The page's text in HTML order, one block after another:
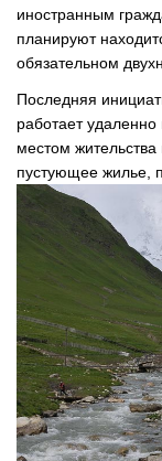
иностранным
планируют
обязательном
Последняя
работает
местом
пустующее жилье,